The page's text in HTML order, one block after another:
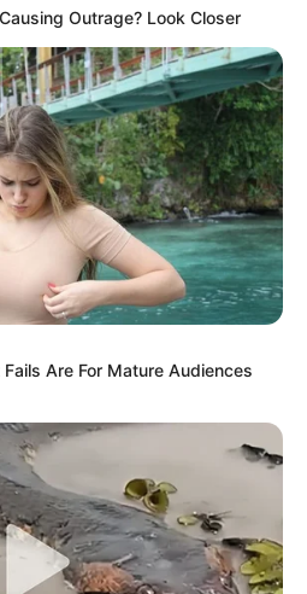
Outrage? Look Closer
Are For Mature Audiences